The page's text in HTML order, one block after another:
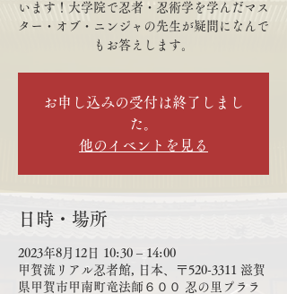
います！大学院で忍者・忍術学を学んだマス
ター・オブ・ニンジャの先生が疑問になんで
もお答えします。
お申し込みの受付は終了しまし
た。
他のイベントを見る
日時・場所
2023年8月12日 10:30 – 14:00
甲賀流リアル忍者館, 日本、〒520-3311 滋賀
県甲賀市甲南町竜法師６００ 忍の里プララ